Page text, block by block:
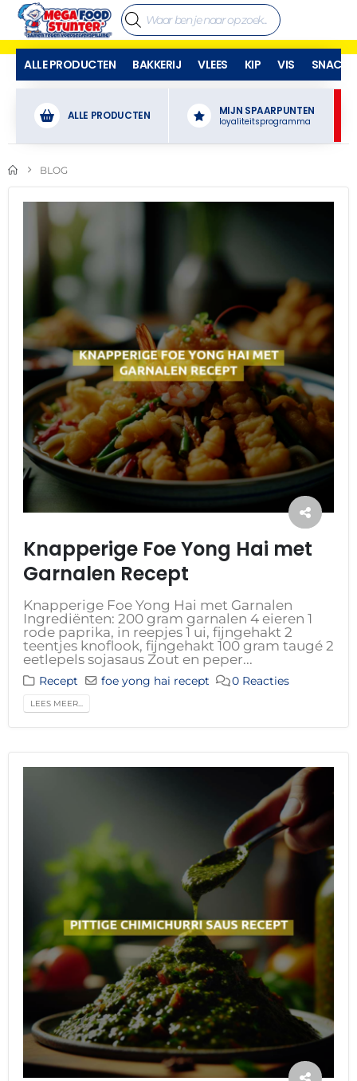
ALLE PRODUCTEN BAKKERIJ VLEES KIP VIS SNACKS
ALLE PRODUCTEN MIJN SPAARPUNTEN
loyaliteitsprogramma
BLOG
Knapperige Foe Yong Hai met
Garnalen Recept
Knapperige Foe Yong Hai met Garnalen
Ingrediënten: 200 gram garnalen 4 eieren 1
rode paprika, in reepjes 1 ui, fijngehakt 2
teentjes knoflook, fijngehakt 100 gram taugé 2
eetlepels sojasaus Zout en peper...
Recept foe yong hai recept 0 Reacties
LEES MEER...